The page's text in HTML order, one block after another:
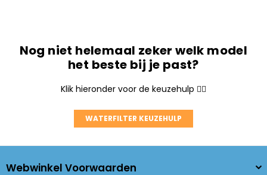
Nog niet helemaal zeker welk model
het beste bij je past?
Klik hieronder voor de keuzehulp 👇🏼
WATERFILTER KEUZEHULP
Webwinkel Voorwaarden